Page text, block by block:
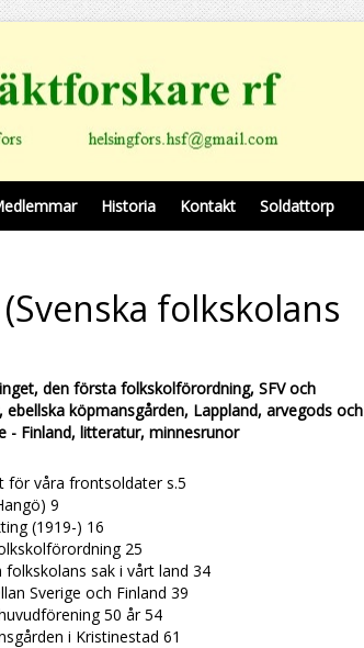
Historia Kontakt Soldattorp
folkskolans
den första folkskolförordning, SFV och
köpmansgården, Lappland, arvegods och
- Finland, litteratur, minnesrunor
för våra frontsoldater s.5
9
(1919-) 16
25
folkskolans sak i vårt land 34
Sverige och Finland 39
50 år 54
i Kristinestad 61